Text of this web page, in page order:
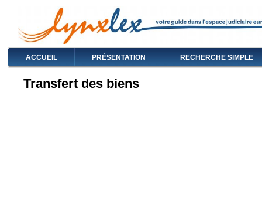
ACCUEIL PRÉSENTATION RECHERCHE SIMPLE
Transfert des biens